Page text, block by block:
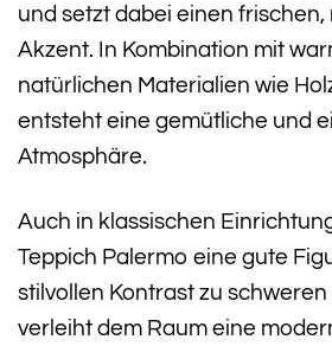
und setzt dabei einen
Akzent. In Kombination mit
natürlichen Materialien wie
entsteht eine gemütliche und
Atmosphäre.
Auch in klassischen
Teppich Palermo eine gute
stilvollen Kontrast zu schweren
verleiht dem Raum eine